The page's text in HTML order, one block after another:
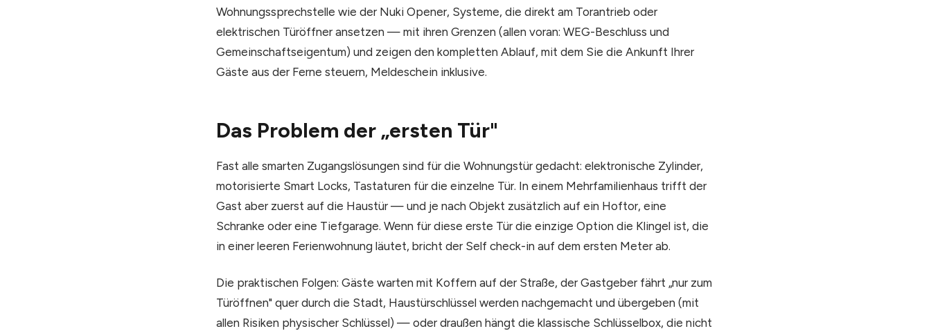
Wohnungssprechstelle wie der Nuki Opener, Systeme, die direkt am Torantrieb oder
elektrischen Türöffner ansetzen — mit ihren Grenzen (allen voran: WEG-Beschluss und
Gemeinschaftseigentum) und zeigen den kompletten Ablauf, mit dem Sie die Ankunft Ihrer
Gäste aus der Ferne steuern, Meldeschein inklusive.
Das Problem der „ersten Tür"
Fast alle smarten Zugangslösungen sind für die Wohnungstür gedacht: elektronische Zylinder,
motorisierte Smart Locks, Tastaturen für die einzelne Tür. In einem Mehrfamilienhaus trifft der
Gast aber zuerst auf die Haustür — und je nach Objekt zusätzlich auf ein Hoftor, eine
Schranke oder eine Tiefgarage. Wenn für diese erste Tür die einzige Option die Klingel ist, die
in einer leeren Ferienwohnung läutet, bricht der Self check-in auf dem ersten Meter ab.
Die praktischen Folgen: Gäste warten mit Koffern auf der Straße, der Gastgeber fährt „nur zum
Türöffnen" quer durch die Stadt, Haustürschlüssel werden nachgemacht und übergeben (mit
allen Risiken physischer Schlüssel) — oder draußen hängt die klassische Schlüsselbox, die nicht